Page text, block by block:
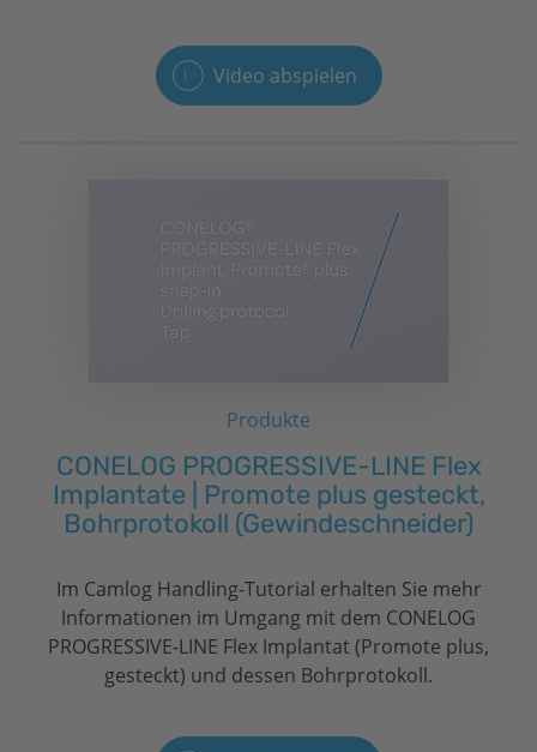
Video abspielen
Produkte
CONELOG PROGRESSIVE-LINE Flex
Implantate | Promote plus gesteckt,
Bohrprotokoll (Gewindeschneider)
Im Camlog Handling-Tutorial erhalten Sie mehr
Informationen im Umgang mit dem CONELOG
PROGRESSIVE-LINE Flex Implantat (Promote plus,
gesteckt) und dessen Bohrprotokoll.